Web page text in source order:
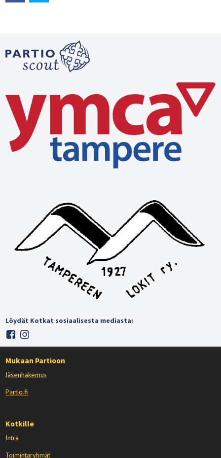
Löydät Kotkat sosiaalisesta mediasta:
Mukaan Partioon
Jäsenhakemus
Partio.fi
Kotkille
Intra
Toimintaryhmät